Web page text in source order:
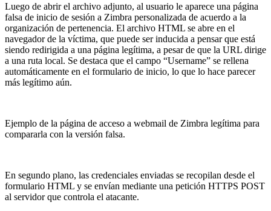
Luego de abrir el archivo adjunto, al usuario le aparece una página
falsa de inicio de sesión a Zimbra personalizada de acuerdo a la
organización de pertenencia. El archivo HTML se abre en el
navegador de la víctima, que puede ser inducida a pensar que está
siendo redirigida a una página legítima, a pesar de que la URL dirige
a una ruta local. Se destaca que el campo “Username” se rellena
automáticamente en el formulario de inicio, lo que lo hace parecer
más legítimo aún.
Ejemplo de la página de acceso a webmail de Zimbra legítima para
compararla con la versión falsa.
En segundo plano, las credenciales enviadas se recopilan desde el
formulario HTML y se envían mediante una petición HTTPS POST
al servidor que controla el atacante.